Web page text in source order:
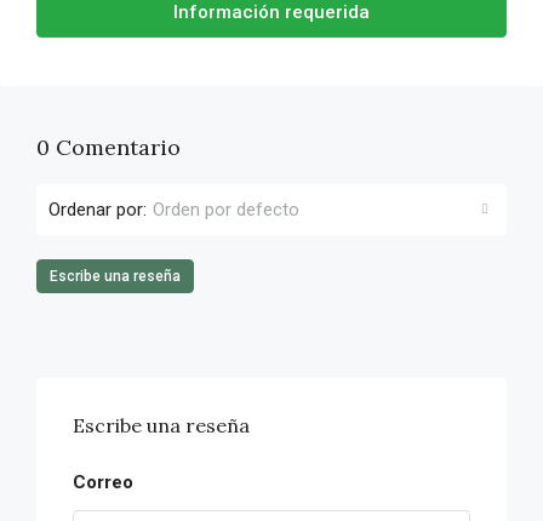
Información requerida
0 Comentario
Ordenar por: Orden por defecto
Escribe una reseña
Escribe una reseña
Correo